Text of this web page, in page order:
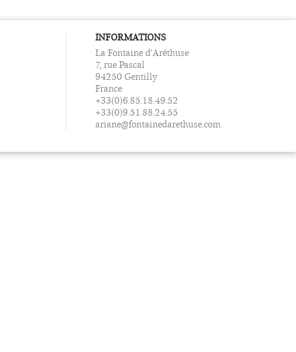
INFORMATIONS
La Fontaine d'Aréthuse
7, rue Pascal
94250 Gentilly
France
+33(0)6.85.18.49.52
+33(0)9.51.88.24.55
ariane@fontainedarethuse.com